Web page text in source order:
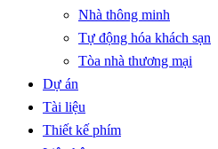
Nhà thông minh
Tự động hóa khách sạn
Tòa nhà thương mại
Dự án
Tài liệu
Thiết kế phím